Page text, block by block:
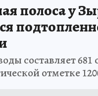
полоса у
составляет 681
отметке